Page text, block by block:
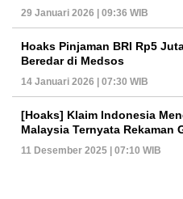
29 Januari 2026 | 09:36 WIB
Hoaks Pinjaman BRI Rp5
Beredar di Medsos
14 Januari 2026 | 07:30 WIB
[Hoaks] Klaim Indonesia
Malaysia Ternyata Rekaman
11 Desember 2025 | 07:10 WIB